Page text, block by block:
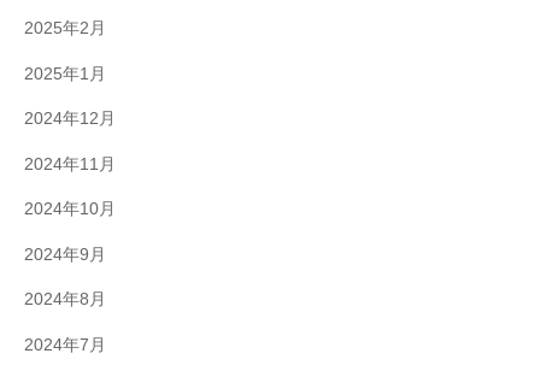
2025年2月
2025年1月
2024年12月
2024年11月
2024年10月
2024年9月
2024年8月
2024年7月